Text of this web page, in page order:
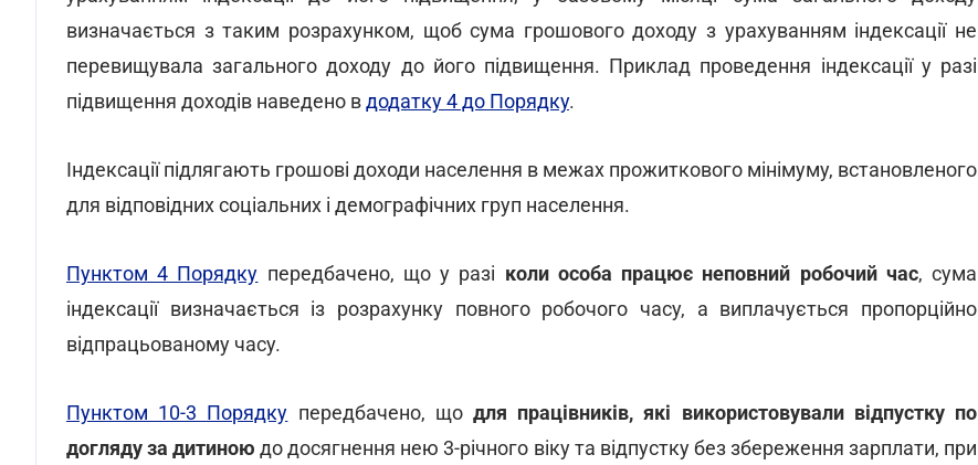
визначається з таким розрахунком, щоб сума грошового доходу з урахуванням індексації не
перевищувала загального доходу до його підвищення. Приклад проведення індексації у разі
підвищення доходів наведено вдодатку 4 до Порядку.
Індексації підлягають грошові доходи населення в межах прожиткового мінімуму, встановленого
для відповідних соціальних і демографічних груп населення.
Пунктом 4 Порядку передбачено, що у разі коли особа працює неповний робочий час, сума
індексації визначається із розрахунку повного робочого часу, а виплачується пропорційно
відпрацьованому часу.
Пунктом 10-3 Порядку передбачено, щодля працівників, які використовували відпустку по
догляду за дитиною до досягнення нею 3-річного віку та відпустку без збереження зарплати, при